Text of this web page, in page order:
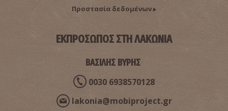
Προστασία δεδομένων
ΕΚΠΡΟΣΩΠΟΣ ΣΤΗ ΛΑΚΩΝΙΑ
ΒΑΣΙΛΗΣ ΒΥΡΗΣ
0030 6938570128
lakonia@mobiproject.gr